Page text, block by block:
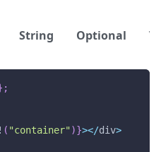
String Optional
;
( "container" )}></div>